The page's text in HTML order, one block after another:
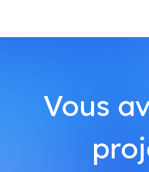
Vous